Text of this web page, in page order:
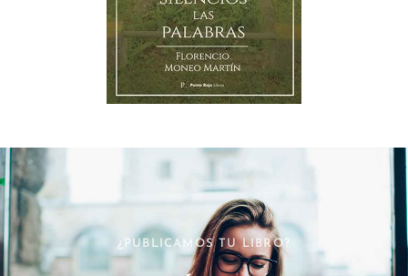
¿PUBLICAMOS TU LIBRO?